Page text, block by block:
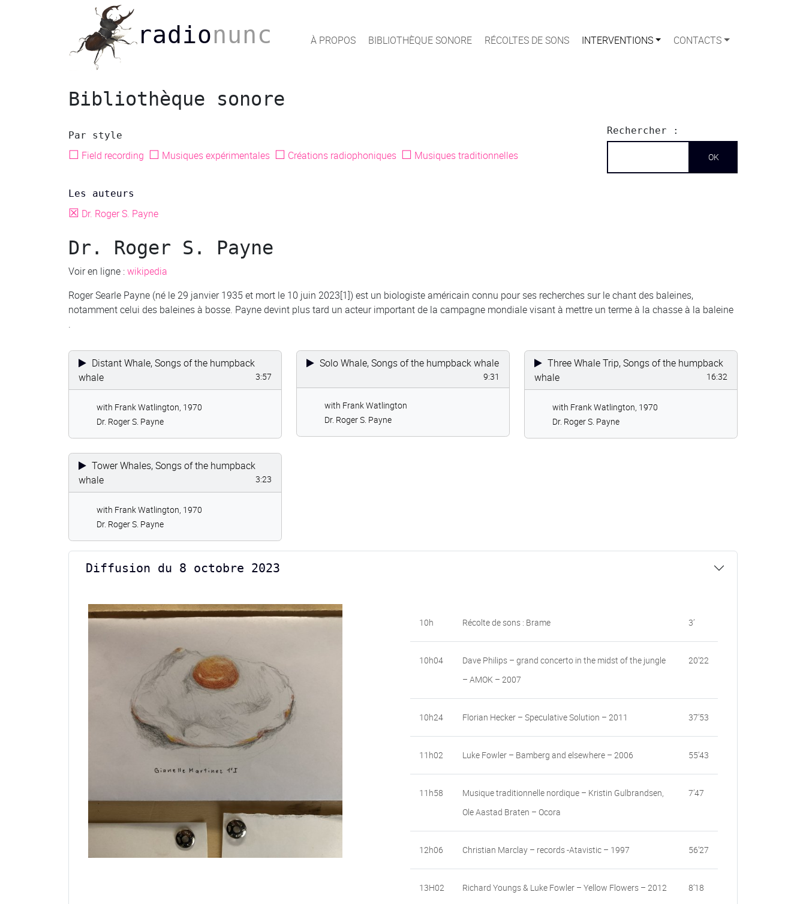
radionunc À PROPOS BIBLIOTHÈQUE SONORE RÉCOLTES DE SONS INTERVENTIONS CONTACTS
Bibliothèque sonore
Par style
☐ Field recording ☐ Musiques expérimentales ☐ Créations radiophoniques ☐ Musiques traditionnelles
Rechercher :
Les auteurs
☒ Dr. Roger S. Payne
Dr. Roger S. Payne
Voir en ligne :wikipedia
Roger Searle Payne (né le 29 janvier 1935 et mort le 10 juin 2023[1]) est un biologiste américain connu pour ses recherches sur le chant des baleines,
notamment celui des baleines à bosse. Payne devint plus tard un acteur important de la campagne mondiale visant à mettre un terme à la chasse à la baleine
.
Distant Whale, Songs of the humpback
whale
3:57
with Frank Watlington, 1970
Dr. Roger S. Payne
Solo Whale, Songs of the humpback whale
9:31
with Frank Watlington
Dr. Roger S. Payne
Three Whale Trip, Songs of the humpback
whale
16:32
with Frank Watlington, 1970
Dr. Roger S. Payne
Tower Whales, Songs of the humpback
whale
3:23
with Frank Watlington, 1970
Dr. Roger S. Payne
Diffusion du 8 octobre 2023
10h Récolte de sons : Brame 3’
10h04
Dave Philips – grand concerto in the midst of the jungle
– AMOK – 2007
20’22
10h24 Florian Hecker – Speculative Solution – 2011 37’53
11h02 Luke Fowler – Bamberg and elsewhere – 2006 55’43
11h58
Musique traditionnelle nordique – Kristin Gulbrandsen,
Ole Aastad Braten – Ocora
7’47
12h06 Christian Marclay – records -Atavistic – 1997 56’27
13H02 Richard Youngs & Luke Fowler – Yellow Flowers – 2012 8’18